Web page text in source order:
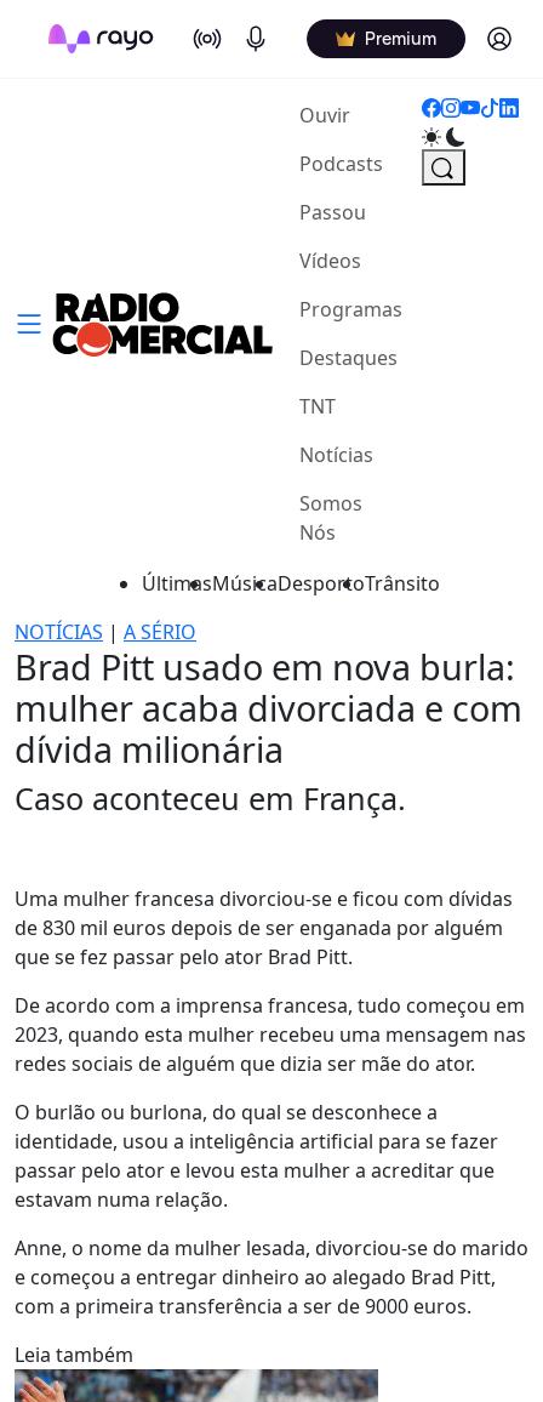
On Air Podcasts Premium Log in
Ouvir(current)
Podcasts
Passou
Vídeos
Programas
Destaques
TNT
Notícias
Somos
Nós
ÚltimasMúsicaDesportoTrânsito
NOTÍCIAS | A SÉRIO
Brad Pitt usado em nova burla:
mulher acaba divorciada e com
dívida milionária
Caso aconteceu em França.
Uma mulher francesa divorciou-se e ficou com dívidas
de 830 mil euros depois de ser enganada por alguém
que se fez passar pelo ator Brad Pitt.
De acordo com a imprensa francesa, tudo começou em
2023, quando esta mulher recebeu uma mensagem nas
redes sociais de alguém que dizia ser mãe do ator.
O burlão ou burlona, do qual se desconhece a
identidade, usou a inteligência artificial para se fazer
passar pelo ator e levou esta mulher a acreditar que
estavam numa relação.
Anne, o nome da mulher lesada, divorciou-se do marido
e começou a entregar dinheiro ao alegado Brad Pitt,
com a primeira transferência a ser de 9000 euros.
Leia também